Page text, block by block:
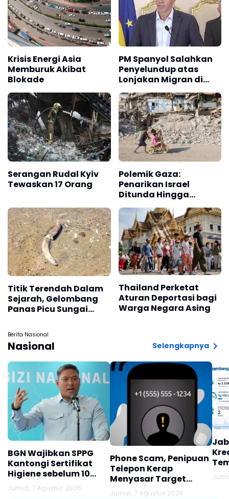
Krisis Energi Asia
Memburuk Akibat
Blokade
PM Spanyol Salahkan
Penyelundup atas
Lonjakan Migran di
Ceuta
Serangan Rudal Kyiv
Tewaskan 17 Orang
Polemik Gaza:
Penarikan Israel
Ditunda Hingga
Hamas Lucuti Senjata
Titik Terendah Dalam
Sejarah, Gelombang
Panas Picu Sungai
Mammoth Ditemukan
Thailand Perketat
Aturan Deportasi bagi
Warga Negara Asing
Berita Nasional
Nasional Selengkapnya
BGN Wajibkan SPPG
Kantongi Sertifikat
Higiene sebelum 10
Agustus
Jumat, 7 Agustus 2026
Phone Scam, Penipuan
Telepon Kerap
Menyasar Target
Lansia
Jumat, 7 Agustus 2026